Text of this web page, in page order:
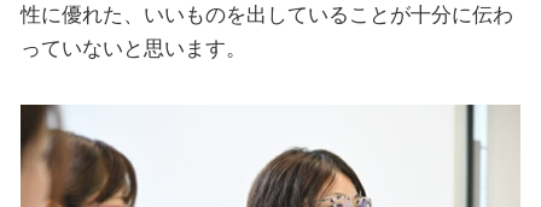
性に優れた、いいものを出していることが十分に伝わ
っていないと思います。